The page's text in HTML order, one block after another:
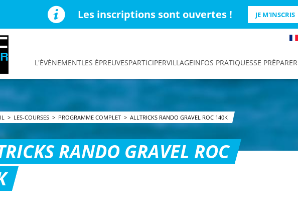
Les inscriptions sont ouvertes ! JE M'INSCRIS
L'ÉVÈNEMENTLES ÉPREUVESPARTICIPERVILLAGEINFOS PRATIQUESSE PRÉPARER
> LES-COURSES > PROGRAMME COMPLET > ALLTRICKS RANDO GRAVEL ROC 140K
RANDO GRAVEL ROC